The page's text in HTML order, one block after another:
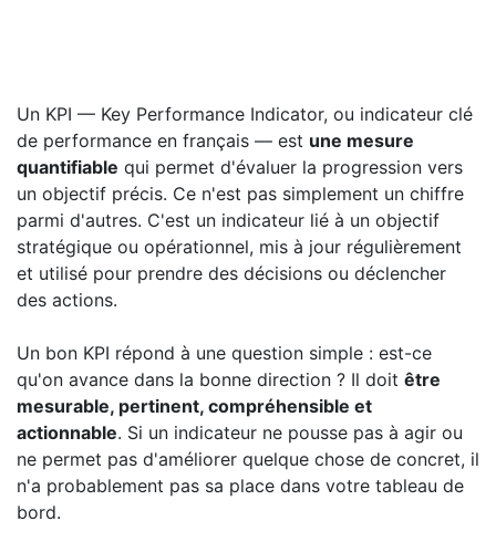
Un KPI — Key Performance Indicator, ou indicateur clé
de performance en français — est une mesure
quantifiable qui permet d'évaluer la progression vers
un objectif précis. Ce n'est pas simplement un chiffre
parmi d'autres. C'est un indicateur lié à un objectif
stratégique ou opérationnel, mis à jour régulièrement
et utilisé pour prendre des décisions ou déclencher
des actions.
Un bon KPI répond à une question simple : est-ce
qu'on avance dans la bonne direction ? Il doit être
mesurable, pertinent, compréhensible et
actionnable. Si un indicateur ne pousse pas à agir ou
ne permet pas d'améliorer quelque chose de concret, il
n'a probablement pas sa place dans votre tableau de
bord.